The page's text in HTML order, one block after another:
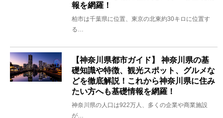
報を網羅！
柏市は千葉県に位置、東京の北東約30キロに位置す
る…
【神奈川県都市ガイド】 神奈川県の基
礎知識や特徴、観光スポット、グルメな
どを徹底解説！これから神奈川県に住み
たい方へも基礎情報を網羅！
神奈川県の人口は922万人、多くの企業や商業施設
が…